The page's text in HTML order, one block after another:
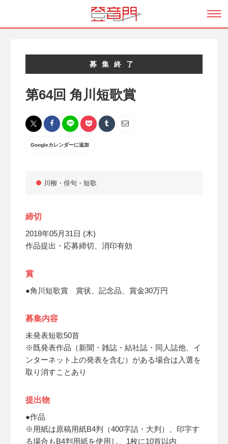
募集終了
第64回 角川短歌賞
Googleカレンダーに追加
川柳・俳句・短歌
締切
2018年05月31日 (木)
作品提出・応募締切、消印有効
賞
●角川短歌賞 賞状、記念品、賞金30万円
募集内容
未発表短歌50首
※既発表作品（新聞・雑誌・結社誌・同人誌他、イ
ンターネット上の発表を含む）がある場合は入選を
取り消すことあり
提出物
●作品
※用紙は原稿用紙B4判（400字詰・大判）、印字す
る場合もB4判用紙を使用し、1枚に10首以内